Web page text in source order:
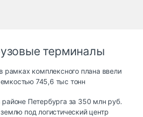
терминалы
рамках комплексного плана ввели
745,6 тыс тонн
Петербурга за 350 млн руб.
под логистический центр